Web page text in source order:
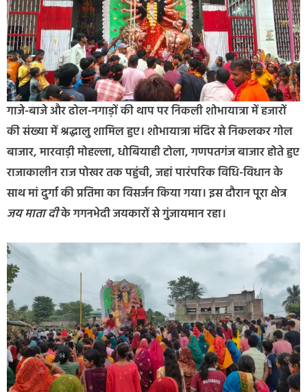
गाजे-बाजे और ढोल-नगाड़ों की थाप पर निकली शोभायात्रा में हजारों
की संख्या में श्रद्धालु शामिल हुए। शोभायात्रा मंदिर से निकलकर गोल
बाजार, मारवाड़ी मोहल्ला, धोबियाही टोला, गणपतगंज बाजार होते हुए
राजाकालीन राज पोखर तक पहुंची, जहां पारंपरिक विधि-विधान के
साथ मां दुर्गा की प्रतिमा का विसर्जन किया गया। इस दौरान पूरा क्षेत्र
जय माता दीके गगनभेदी जयकारों से गुंजायमान रहा।